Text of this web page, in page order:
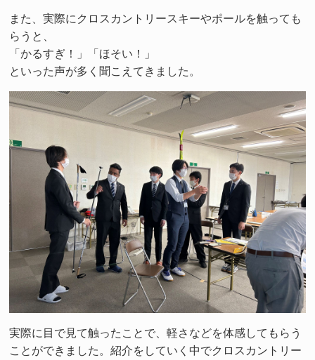
また、実際にクロスカントリースキーやポールを触っても
らうと、
「かるすぎ！」「ほそい！」
といった声が多く聞こえてきました。
実際に目で見て触ったことで、軽さなどを体感してもらう
ことができました。紹介をしていく中でクロスカントリー